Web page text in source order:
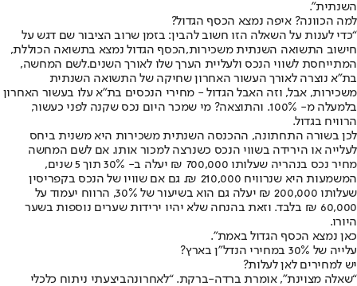
השנתית”.
למה הכוונה? איפה נמצא הכסף הגדול?
“כדי לענות על השאלה הזו חשוב להבין: בזמן שרוב הציבור שם דגש על
חישוב התשואה השנתית משכירות,הכסף הגדול נמצא בתשואה הכוללת,
המתייחסת לשווי הנכס ולעליית הערך שלו לאורך השנים.לשם המחשה,
בת”א נוצרה לאורך העשור האחרון שחיקה של התשואה השנתית
משכירות, אבל, וזה האבל הגדול - מחירי הנכסים בת”א עלו בעשור האחרון
בלמעלה מ- 100%. והתוצאה? מי שמכר היום נכס שקנה לפני כעשור,
הרוויח בגדול.
לכן בשורה התחתונה, ההכנסה השנתית משכירות היא משנית ביחס
לעלייה או הירידה בשווי הנכס כשנרצה למכור אותו. אם לשם המחשה
מחיר נכס בנהריה שעלותו 700,000 ₪ יעלה ב- 30% תוך 5 שנים,
המשמעות היא שנרוויח 210,000 ₪. גם אם שוויו של הנכס בקפריסין
שעלותו 200,000 ₪ יעלה גם הוא בשיעור של 30%, הרווח יעמוד על
60,000 ₪ בלבד. וזאת בהנחה שלא יהיו ירידות שערים נוספות בשער
היורו.
כאן נמצא הכסף הגדול באמת”.
עלייה של 30% במחירי הנדל”ן בארץ?
יש למחירים לאן לעלות?
“שאלה מצוינת”, אומרת ברדה-ברקת. “לאחרונהביצעתי ניתוח כלכלי